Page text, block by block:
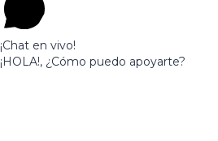
¡Chat en vivo!
¡HOLA!, ¿Cómo puedo apoyarte?